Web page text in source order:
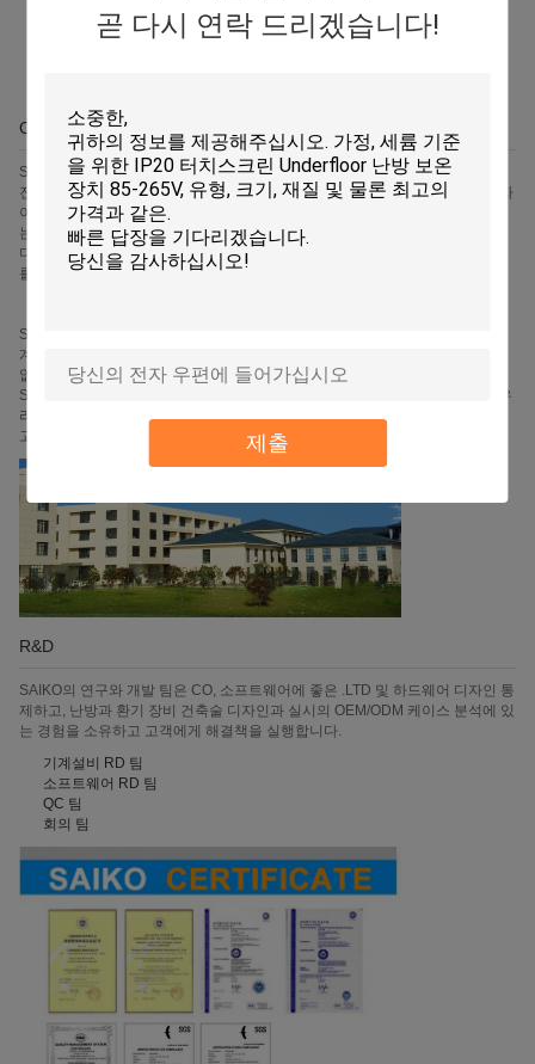
곧 다시 연락 드리겠습니다!
제출
OEM/ODM
SAIKO는 OEM 서비스를 제공하고, 분배자의 필요조건에 따라 존재 기준을 가
진 우리의 현재 제품에 근거하여 우리의 동시 제품을, 명세, 밖으로 케이스, 클라
이언트의 로고 및 소프트웨어 메뉴를 포함하여, 주문을 받아서 만듭니다. 우리
는 또한 그들의 지역에서 재조립하기 위하여 그(것)들을 돕도록 그들의 자신의
디자인을 제공하고 고객에게 충분히 조립된 부분을 제공하는 고객에게서 순서
를, 받아들입니다.
SAIKO는 ODM 서비스를 제공합니다, 따라서 우리는 고객의 예산에 따라 다른
계획을 deliverying 고객이 제공한 개념에 근거하여 제품을, 아무런 사전 준비
없이 디자인합니다. 저작권 및 특허는 고객에 의해 아직도 보전되고, 제품은
SAIKO 실행됩니다 (또는 그들의 국가에 있는 그들의 자신의 작업장)에 의해. 우
리는 또한 제조 서비스를, 중국어에 의해 제공하게 기쁩니다 상류로/근수 그리
고 정보 성숙하십시오 유익된.
R&D
SAIKO의 연구와 개발 팀은 CO, 소프트웨어에 좋은 .LTD 및 하드웨어 디자인 통
제하고, 난방과 환기 장비 건축술 디자인과 실시의 OEM/ODM 케이스 분석에 있
는 경험을 소유하고 고객에게 해결책을 실행합니다.
기계설비 RD 팀
소프트웨어 RD 팀
QC 팀
회의 팀